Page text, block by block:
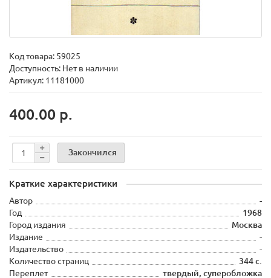
Код товара: 59025
Доступность: Нет в наличии
Артикул: 11181000
400.00 р.
Закончился
Краткие характеристики
Автор
-
Год
1968
Город издания
Москва
Издание
-
Издательство
-
Количество страниц
344 с.
Переплет
твердый, суперобложка